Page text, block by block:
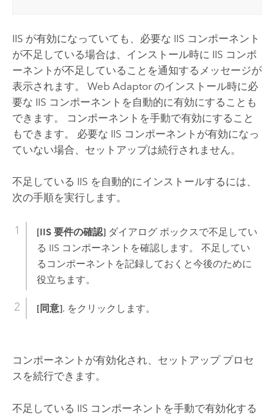
IIS が有効になっていても、必要な IIS コンポーネント
が不足している場合は、インストール時に IIS コンポ
ーネントが不足していることを通知するメッセージが
表示されます。 Web Adaptor のインストール時に必
要な IIS コンポーネントを自動的に有効にすることも
できます。 コンポーネントを手動で有効にすること
もできます。 必要な IIS コンポーネントが有効になっ
ていない場合、セットアップは続行されません。
不足している IIS を自動的にインストールするには、
次の手順を実行します。
[IIS 要件の確認]ダイアログ ボックスで不足してい
る IIS コンポーネントを確認します。 不足してい
るコンポーネントを記録しておくと今後のために
役立ちます。
[同意]. をクリックします。
コンポーネントが有効化され、セットアップ プロセ
スを続行できます。
不足している IIS コンポーネントを手動で有効化する